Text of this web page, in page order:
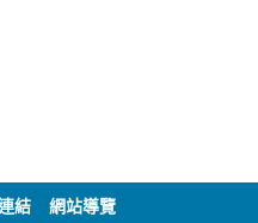
結 網站導覽